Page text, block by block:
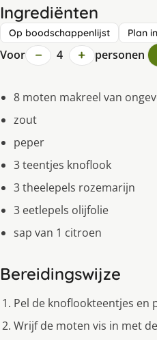
Ingrediënten
Op boodschappenlijst Plan
Voor − 4 + personen
8 moten makreel van
zout
peper
3 teentjes knoflook
3 theelepels rozemarijn
3 eetlepels olijfolie
sap van 1 citroen
Bereidingswijze
Pel de knoflookteentjes en
Wrijf de moten vis in met